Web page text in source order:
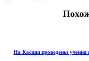
На Каспии проведены учения